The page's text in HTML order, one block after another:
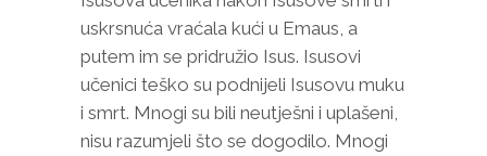
uskrsnuća vraćala kući u Emaus, a
putem im se pridružio Isus. Isusovi
učenici teško su podnijeli Isusovu muku
i smrt. Mnogi su bili neutješni i uplašeni,
nisu razumjeli što se dogodilo. Mnogi